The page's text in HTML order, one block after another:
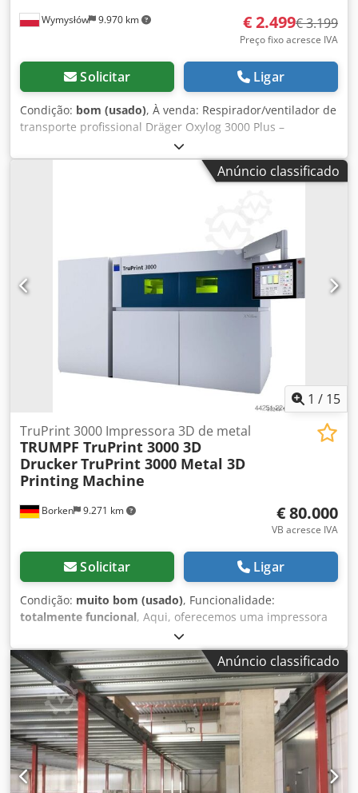
Wymysłów 9.970 km € 2.499€ 3.199
Preço fixo acresce IVA
Solicitar Ligar
Condição: bom (usado), À venda: Respirador/ventilador de
transporte profissional Dräger Oxylog 3000 Plus –
equipamento utilizado em resgate médico, ambulâncias e
estabelecimentos de saúde. Estado: o aparelho liga e está
funcional. Ecrã legível, botões e seletores operacionais.
desempenho do equipamento. Funções: ventilação de
transporte para adultos e crianças. Modos de ventilação
conforme o modelo Oxylog 3000 Plus. Ajuste dos
parâmetros respiratórios. Ecrã de fácil leitura com
alarmes. Equipamento inclui: respirador Dräger Oxylog
3000 Plus, bolsa de transporte, cabos e conexões conforme
médico usado, vendido exatamente no estado ilustrado
nas fotos. Ideal como respirador de transporte reserva
para ambulância, hospital ou unidade técnica. Credpfx
Anúncio classificado
1 / 15
Borken 9.271 km
TruPrint 3000 Impressora 3D de metal
TRUMPF TruPrint 3000 3D
DruckerTruPrint 3000 Metal 3D
Printing Machine
€ 80.000
VB acresce IVA
Solicitar Ligar
Condição: muito bom (usado), Funcionalidade:
totalmente funcional, Aqui, oferecemos uma impressora
3D de alta produtividade para produção industrial em
série. Trumpf TruPrint 3000 G02 com as opções de sensor
Zirox, laser único e monitorização da camada de pó.
Codpezpvumofx Abxjrf Trumpf TruPrint 3000, incluindo
sistema de filtragem. Número de série: S0721Q0022
Tempo de operação do laser: Laser ligado por 17508 horas.
A máquina foi utilizada pela última vez com alumínio
AlSi10MG. A impressora 3D já foi desmontada pelo
fabricante. Estão disponíveis relatórios de desmontagem e
relatórios de funcionamento que comprovam que a
Anúncio classificado